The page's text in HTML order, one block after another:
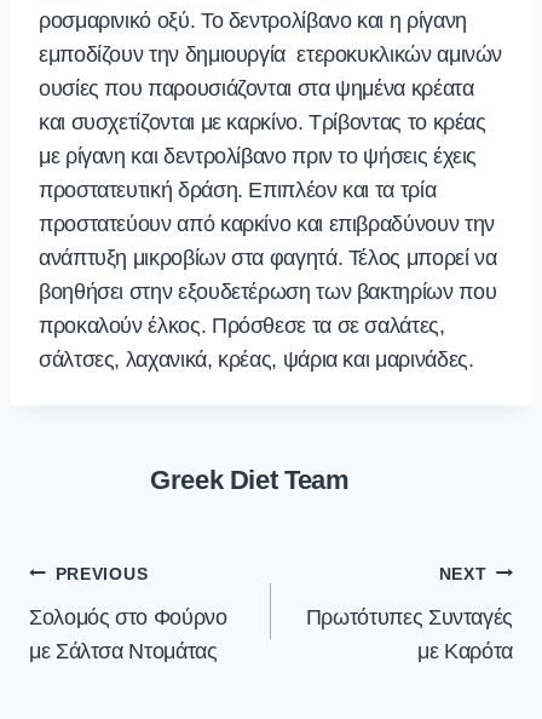
ροσμαρινικό οξύ. Το δεντρολίβανο και η ρίγανη
εμποδίζουν την δημιουργία ετεροκυκλικών αμινών
ουσίες που παρουσιάζονται στα ψημένα κρέατα
και συσχετίζονται με καρκίνο. Τρίβοντας το κρέας
με ρίγανη και δεντρολίβανο πριν το ψήσεις έχεις
προστατευτική δράση. Επιπλέον και τα τρία
προστατεύουν από καρκίνο και επιβραδύνουν την
ανάπτυξη μικροβίων στα φαγητά. Τέλος μπορεί να
βοηθήσει στην εξουδετέρωση των βακτηρίων που
προκαλούν έλκος. Πρόσθεσε τα σε σαλάτες,
σάλτσες, λαχανικά, κρέας, ψάρια και μαρινάδες.
Greek Diet Team
Post
navigation
PREVIOUS
Σολομός στο Φούρνο
με Σάλτσα Ντομάτας
NEXT
Πρωτότυπες Συνταγές
με Καρότα